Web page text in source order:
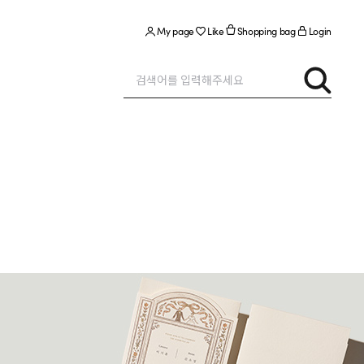
My page Like Shopping bag Login